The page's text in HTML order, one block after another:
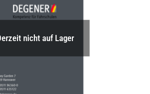
nicht auf Lager